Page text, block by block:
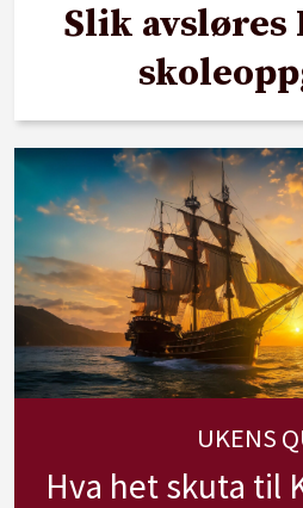
Slik avsløres
UKENS
Hva het skuta til